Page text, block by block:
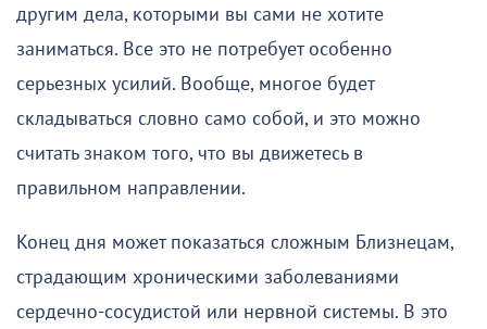
другим дела, которыми вы сами не хотите
заниматься. Все это не потребует особенно
серьезных усилий. Вообще, многое будет
складываться словно само собой, и это можно
считать знаком того, что вы движетесь в
правильном направлении.
Конец дня может показаться сложным Близнецам,
страдающим хроническими заболеваниями
сердечно-сосудистой или нервной системы. В это